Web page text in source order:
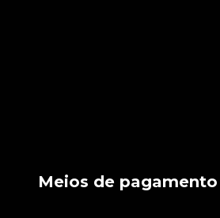
Meios de pagamento